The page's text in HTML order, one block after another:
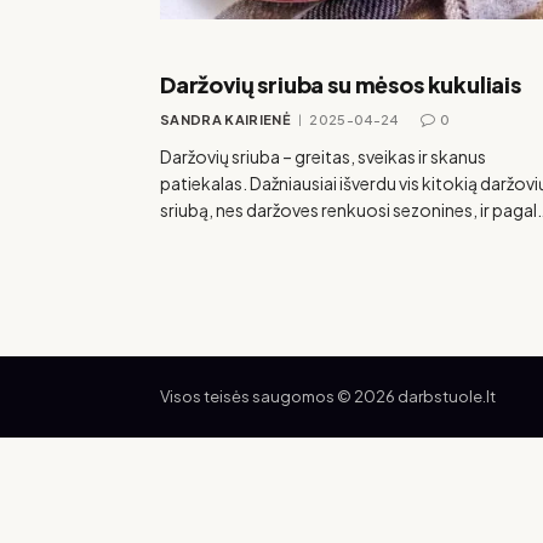
Daržovių sriuba su mėsos kukuliais
SANDRA KAIRIENĖ 2025-04-24 0
Daržovių sriuba – greitas, sveikas ir skanus
patiekalas. Dažniausiai išverdu vis kitokią
sriubą, nes daržoves renkuosi sezonines, ir pagal…
Visos teisės saugomos © 2026 darbstuole.lt